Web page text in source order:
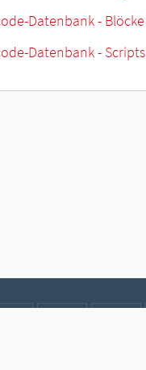
Datenbank - Blöcke
Datenbank - Scripts